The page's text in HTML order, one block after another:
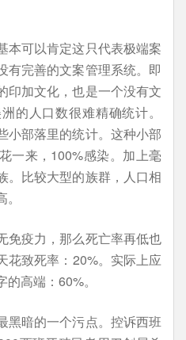
本可以肯定这只代表极端案
有完善的文案管理系统。即
印加文化，也是一个没有文
的人口数很难精确统计。
小部落里的统计。这种小部
一来，100%感染。加上毫
。比较大型的族群，人口相
免疫力，那么死亡率再低也
花致死率：20%。实际上应
高端：60%。
黑暗的一个污点。控诉西班